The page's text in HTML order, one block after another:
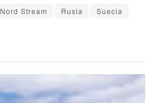
Nord Stream Rusia Suecia